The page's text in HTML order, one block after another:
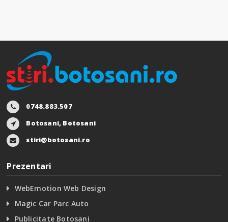
0748.883.507
Botosani, Botosani
stiri@botosani.ro
Prezentari
WebEmotion Web Design
Magic Car Parc Auto
Publicitate Botosani